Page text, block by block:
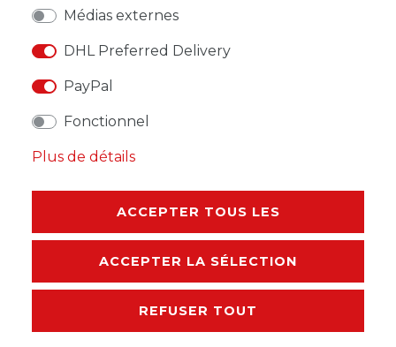
AUTRES DÉTAILS
RESPONSABLE DE L'UE
FABRICANT
Timbres Finlande 191 neuf avec gomme originale
1935 Kalevala
Médias externes
DHL Preferred Delivery
PayPal
Fonctionnel
Plus de détails
ACCEPTER TOUS LES
ACCEPTER LA SÉLECTION
REFUSER TOUT